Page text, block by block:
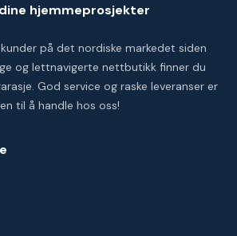
hjemmeprosjekter
på det nordiske markedet siden
og lettnavigerte nettbutikk finner du
God service og raske leveranser er
til å handle hos oss!